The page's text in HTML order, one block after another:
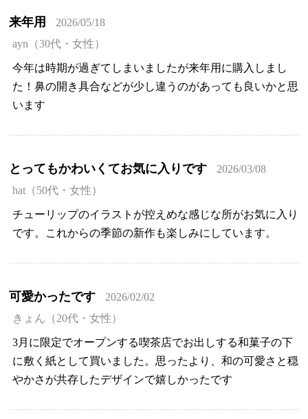
来年用
2026/05/18
ayn（30代・女性）
今年は時期が過ぎてしまいましたが来年用に購入しまし
た！鼻の開き具合などが少し違うのがあっても良いかと思
います
とってもかわいくてお気に入りです
2026/03/08
hat（50代・女性）
チューリップのイラストが控えめな感じな所がお気に入り
です。これからの季節の新作も楽しみにしています。
可愛かったです
2026/02/02
きょん（20代・女性）
3月に限定でオープンする喫茶店でお出しする和菓子の下
に敷く紙として買いました。思ったより、和の可愛さと穏
やかさが共存したデザインで嬉しかったです